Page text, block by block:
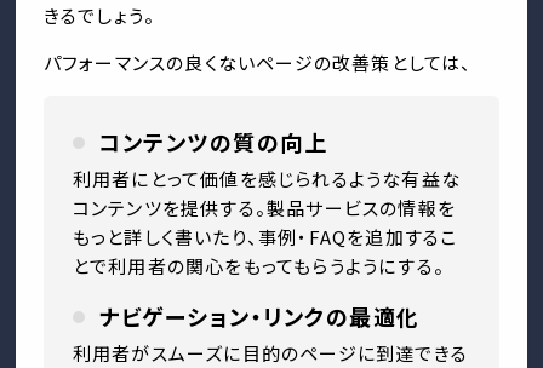
きるでしょう。
パフォーマンスの良くないページの改善策としては、
コンテンツの質の向上
利用者にとって価値を感じられるような有益な
コンテンツを提供する。製品サービスの情報を
もっと詳しく書いたり、事例・FAQを追加するこ
とで利用者の関心をもってもらうようにする。
ナビゲーション・リンクの最適化
利用者がスムーズに目的のページに到達できる